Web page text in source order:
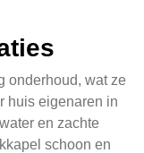
onderhoud, wat ze
huis eigenaren in
en zachte
schoon en